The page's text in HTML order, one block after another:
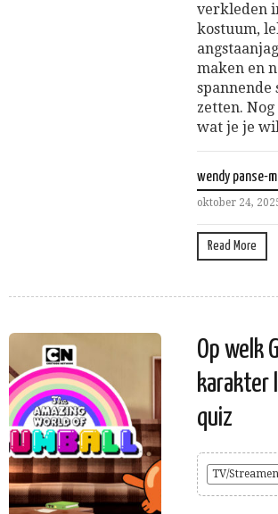
verkleden
kostuum,
maken en
spannende
zetten.
wat je je
wendy panse-
oktober 24,
Read More
Op welk
karakter
quiz
TV/Streamen